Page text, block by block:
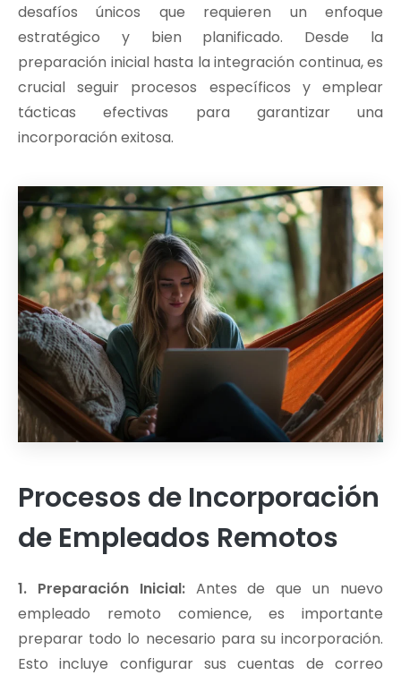
desafíos únicos que requieren un enfoque
estratégico y bien planificado. Desde la
preparación inicial hasta la integración continua, es
crucial seguir procesos específicos y emplear
tácticas efectivas para garantizar una
incorporación exitosa.
Procesos de Incorporación
de Empleados Remotos
1. Preparación Inicial:Antes de que un nuevo
empleado remoto comience, es importante
preparar todo lo necesario para su incorporación.
Esto incluye configurar sus cuentas de correo